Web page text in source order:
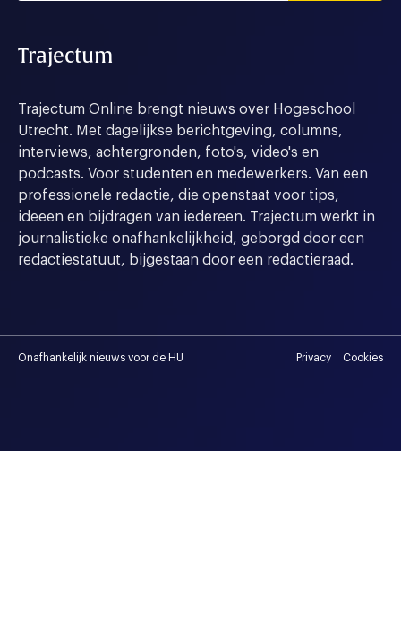
Trajectum
Trajectum Online brengt nieuws over Hogeschool
Utrecht. Met dagelijkse berichtgeving, columns,
interviews, achtergronden, foto's, video's en
podcasts. Voor studenten en medewerkers. Van een
professionele redactie, die openstaat voor tips,
ideeen en bijdragen van iedereen. Trajectum werkt in
journalistieke onafhankelijkheid, geborgd door een
redactiestatuut, bijgestaan door een redactieraad.
Onafhankelijk nieuws voor de HU Privacy Cookies